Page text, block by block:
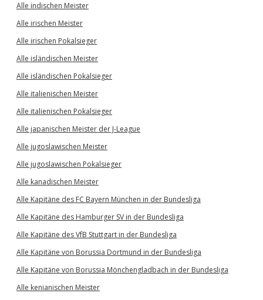
Alle indischen Meister
Alle irischen Meister
Alle irischen Pokalsieger
Alle isländischen Meister
Alle isländischen Pokalsieger
Alle italienischen Meister
Alle italienischen Pokalsieger
Alle japanischen Meister der J-League
Alle jugoslawischen Meister
Alle jugoslawischen Pokalsieger
Alle kanadischen Meister
Alle Kapitäne des FC Bayern München in der Bundesliga
Alle Kapitäne des Hamburger SV in der Bundesliga
Alle Kapitäne des VfB Stuttgart in der Bundesliga
Alle Kapitäne von Borussia Dortmund in der Bundesliga
Alle Kapitäne von Borussia Mönchengladbach in der Bundesliga
Alle kenianischen Meister